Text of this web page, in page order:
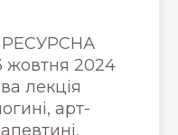
2024
лекція
арт-